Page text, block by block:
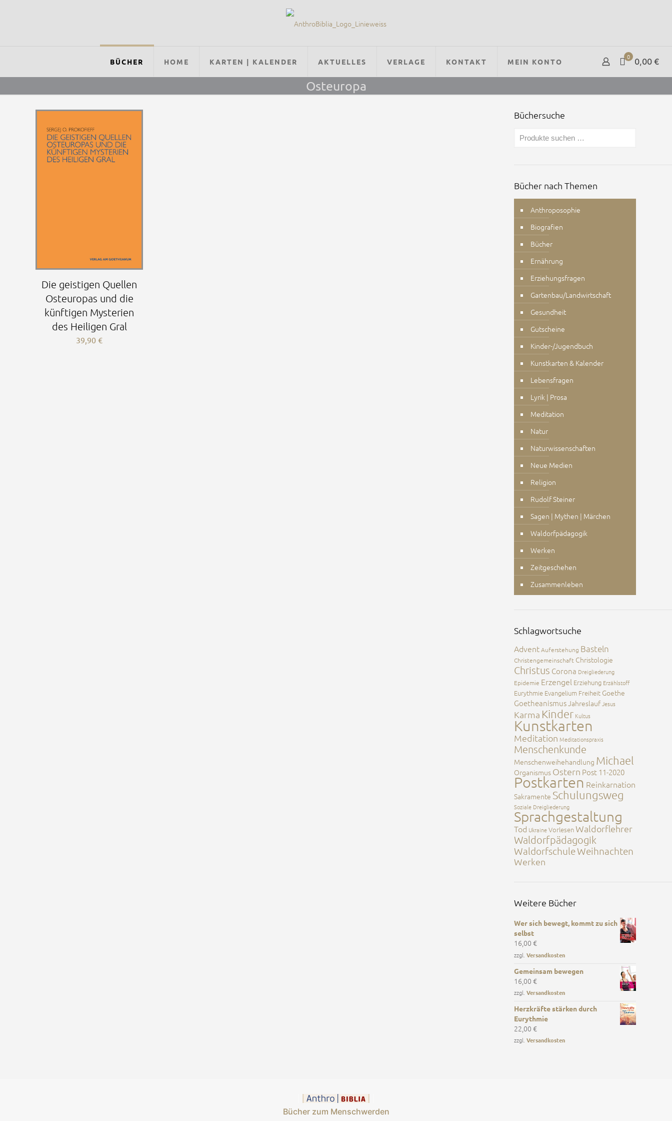
BÜCHER HOME KARTEN | KALENDER AKTUELLES VERLAGE KONTAKT MEIN KONTO
0 0,00 €
Osteuropa
Die geistigen Quellen
Osteuropas und die
künftigen Mysterien
des Heiligen Gral
39,90€
Büchersuche
Bücher nach Themen
Anthroposophie
Biografien
Bücher
Ernährung
Erziehungsfragen
Gartenbau/Landwirtschaft
Gesundheit
Gutscheine
Kinder-/Jugendbuch
Kunstkarten & Kalender
Lebensfragen
Lyrik | Prosa
Meditation
Natur
Naturwissenschaften
Neue Medien
Religion
Rudolf Steiner
Sagen | Mythen | Märchen
Waldorfpädagogik
Werken
Zeitgeschehen
Zusammenleben
Schlagwortsuche
AdventAuferstehung Basteln
Christengemeinschaft Christologie
Christus Corona Dreigliederung
Epidemie Erzengel Erziehung Erzählstoff
Eurythmie Evangelium Freiheit Goethe
GoetheanismusJahreslaufJesus
Karma Kinder Kultus
Kunstkarten
Meditation Meditationspraxis
Menschenkunde
Menschenweihehandlung Michael
Organismus Ostern Post 11-2020
Postkarten Reinkarnation
Sakramente Schulungsweg
Soziale Dreigliederung
Sprachgestaltung
Tod UkraineVorlesenWaldorflehrer
Waldorfpädagogik
WaldorfschuleWeihnachten
Werken
Weitere Bücher
Wer sich bewegt, kommt zu sich
selbst
16,00 €
zzgl. Versandkosten
Gemeinsam bewegen
16,00 €
zzgl. Versandkosten
Herzkräfte stärken durch
Eurythmie
22,00 €
zzgl. Versandkosten
Bücher zum Menschwerden